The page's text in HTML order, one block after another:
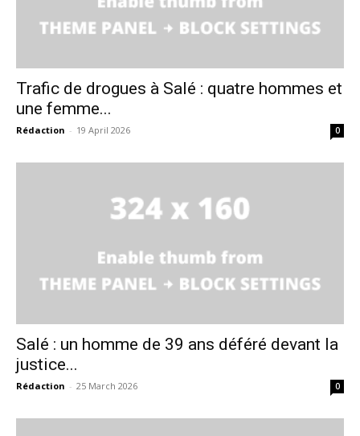
Trafic de drogues à Salé : quatre hommes et
une femme...
Rédaction - 19 April 2026 0
Salé : un homme de 39 ans déféré devant la
justice...
Rédaction - 25 March 2026 0